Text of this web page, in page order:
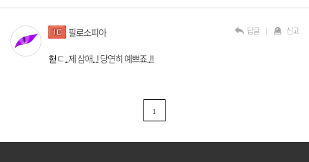
필로소피아
헏ㄷ...제 삼애...! 당연히 예쁘죠..!!
답글 신고
1